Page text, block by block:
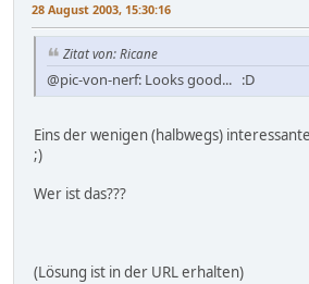
28 August 2003, 15:30:16
Zitat von: Ricane
@pic-von-nerf: Looks good... :D
Eins der wenigen (halbwegs)
;)
Wer ist das???
(Lösung ist in der URL erhalten)